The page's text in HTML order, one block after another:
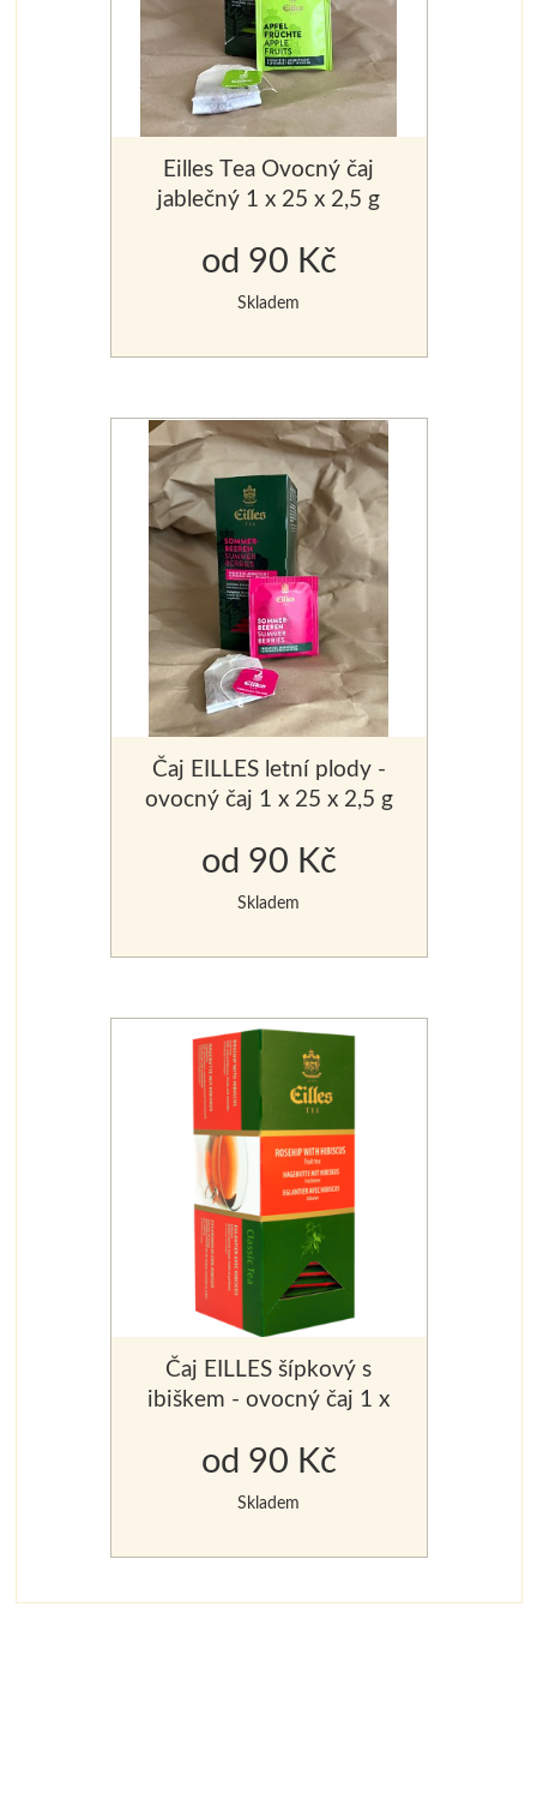
Eilles Tea Ovocný čaj
jablečný 1 x 25 x 2,5 g
od 90 Kč
Skladem
Čaj EILLES letní plody -
ovocný čaj 1 x 25 x 2,5 g
od 90 Kč
Skladem
Čaj EILLES šípkový s
ibiškem - ovocný čaj 1 x
od 90 Kč
Skladem